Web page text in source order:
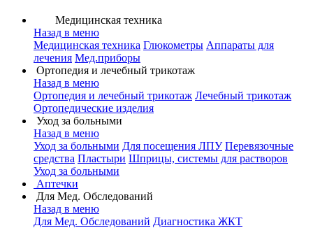
Медицинская техника
Назад в меню
Медицинская техника Глюкометры Аппараты для
лечения Мед.приборы
Ортопедия и лечебный трикотаж
Назад в меню
Ортопедия и лечебный трикотаж Лечебный трикотаж
Ортопедические изделия
Уход за больными
Назад в меню
Уход за больными Для посещения ЛПУ Перевязочные
средства Пластыри Шприцы, системы для растворов
Уход за больными
Аптечки
Для Мед. Обследований
Назад в меню
Для Мед. Обследований Диагностика ЖКТ